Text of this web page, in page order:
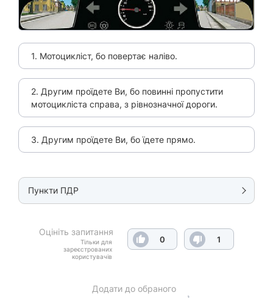
1. Мотоцикліст, бо повертає наліво.
2. Другим проїдете Ви, бо повинні пропустити
мотоцикліста справа, з рівнозначної дороги.
3. Другим проїдете Ви, бо їдете прямо.
Пункти ПДР
Оцініть запитання
Тільки для
зареєстрованих
користувачів
0 1
Додати до обраного